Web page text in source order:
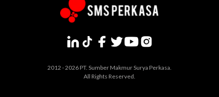
2012 - 2026 PT. Sumber Makmur Surya Perkasa.
All Rights Reserved.